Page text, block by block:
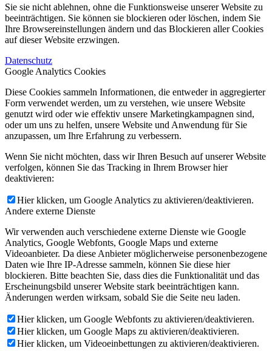
Sie sie nicht ablehnen, ohne die Funktionsweise unserer Website zu
beeinträchtigen. Sie können sie blockieren oder löschen, indem Sie
Ihre Browsereinstellungen ändern und das Blockieren aller Cookies
auf dieser Website erzwingen.
Datenschutz
Google Analytics Cookies
Diese Cookies sammeln Informationen, die entweder in aggregierter
Form verwendet werden, um zu verstehen, wie unsere Website
genutzt wird oder wie effektiv unsere Marketingkampagnen sind,
oder um uns zu helfen, unsere Website und Anwendung für Sie
anzupassen, um Ihre Erfahrung zu verbessern.
Wenn Sie nicht möchten, dass wir Ihren Besuch auf unserer Website
verfolgen, können Sie das Tracking in Ihrem Browser hier
deaktivieren:
Hier klicken, um Google Analytics zu aktivieren/deaktivieren.
Andere externe Dienste
Wir verwenden auch verschiedene externe Dienste wie Google
Analytics, Google Webfonts, Google Maps und externe
Videoanbieter. Da diese Anbieter möglicherweise personenbezogene
Daten wie Ihre IP-Adresse sammeln, können Sie diese hier
blockieren. Bitte beachten Sie, dass dies die Funktionalität und das
Erscheinungsbild unserer Website stark beeinträchtigen kann.
Änderungen werden wirksam, sobald Sie die Seite neu laden.
Hier klicken, um Google Webfonts zu aktivieren/deaktivieren.
Hier klicken, um Google Maps zu aktivieren/deaktivieren.
Hier klicken, um Videoeinbettungen zu aktivieren/deaktivieren.